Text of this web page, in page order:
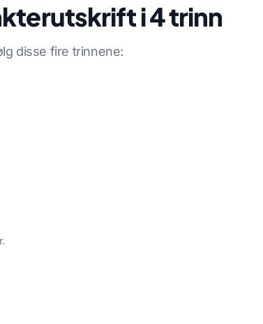
i 4 trinn
disse fire trinnene: